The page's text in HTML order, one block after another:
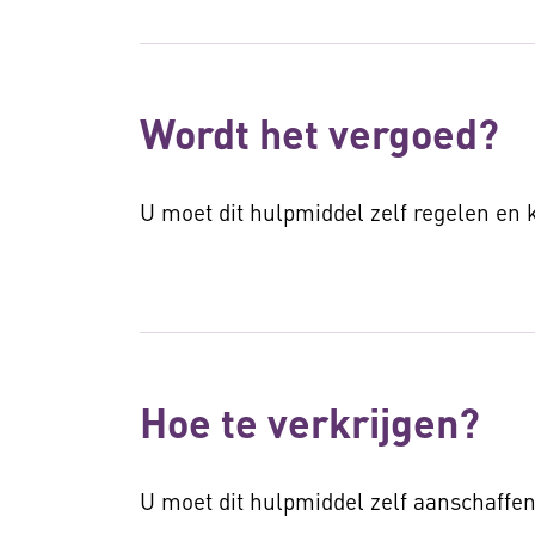
Wordt het vergoed?
U moet dit hulpmiddel zelf regelen en
Hoe te verkrijgen?
U moet dit hulpmiddel zelf